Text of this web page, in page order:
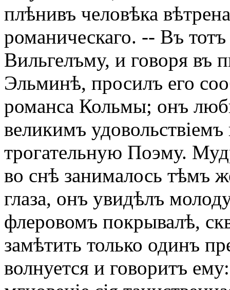
плѣнивъ человѣка
романическаго. -- Въ
Вильгелъму, и говоря въ
Эльминѣ, просилъ его
романса Кольмы; онъ
великимъ
трогательную Поэму.
во снѣ занималось тѣмъ
глаза, онъ увидѣлъ
флеровомъ покрывалѣ,
замѣтить только одинъ
волнуется и говоритъ